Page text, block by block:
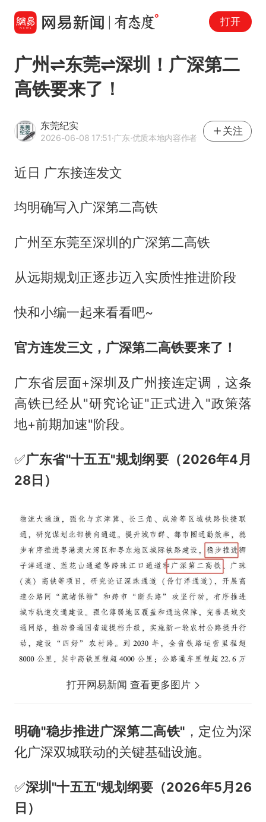
打开
广州⇌东莞⇌深圳！广深第二
高铁要来了！
东莞纪实
2026-06-08 17:51·广东·优质本地内容作者
关注
近日 广东接连发文
均明确写入广深第二高铁
广州至东莞至深圳的广深第二高铁
从远期规划正逐步迈入实质性推进阶段
快和小编一起来看看吧~
官方连发三文，广深第二高铁要来了！
广东省层面+深圳及广州接连定调，这条
高铁已经从"研究论证"正式进入"政策落
地+前期加速"阶段。
✅️广东省"十五五"规划纲要（2026年4月
28日）
打开网易新闻 查看更多图片
明确"稳步推进广深第二高铁" ，定位为深
化广深双城联动的关键基础设施。
✅️深圳"十五五"规划纲要（2026年5月26
日）